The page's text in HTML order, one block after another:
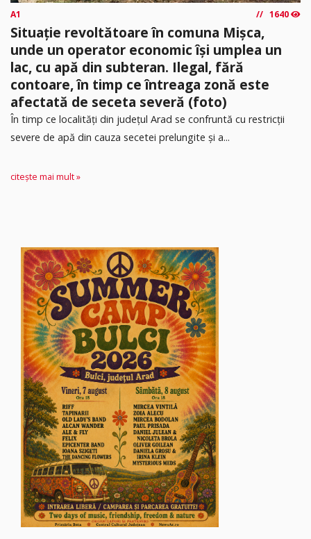
A1 1640
Situație revoltătoare în comuna Mișca,
unde un operator economic își umplea un
lac, cu apă din subteran. Ilegal, fără
contoare, în timp ce întreaga zonă este
afectată de seceta severă (foto)
În timp ce localități din județul Arad se confruntă cu restricții
severe de apă din cauza secetei prelungite și a...
citește mai mult »